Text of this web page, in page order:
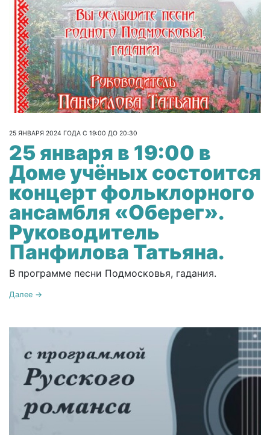
25 ЯНВАРЯ 2024 ГОДА С 19:00 ДО 20:30
25 января в 19:00 в
Доме учёных состоится
концерт фольклорного
ансамбля «Оберег».
Руководитель
Панфилова Татьяна.
В программе песни Подмосковья, гадания.
Далее →